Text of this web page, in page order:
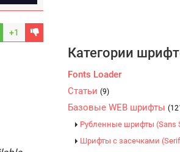
+1
Категории
Fonts Loader
Статьи (9)
Базовые WEB шрифты
Рубленные шрифты (Sans
Шрифты с засечками